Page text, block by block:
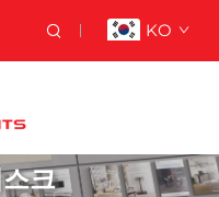
KO
크